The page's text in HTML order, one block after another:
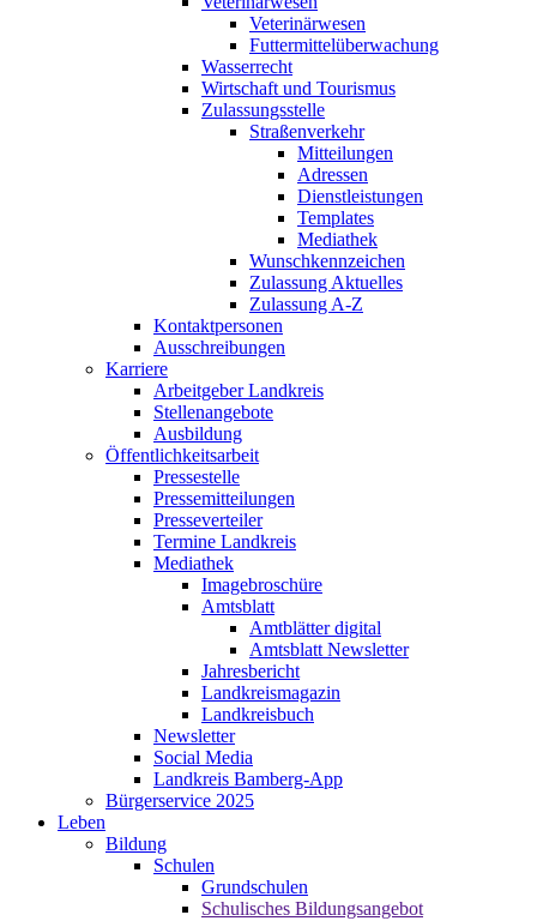
Veterinärwesen
Futtermittelüberwachung
Wasserrecht
Wirtschaft und Tourismus
Zulassungsstelle
Straßenverkehr
Mitteilungen
Adressen
Dienstleistungen
Templates
Mediathek
Wunschkennzeichen
Zulassung Aktuelles
Zulassung A-Z
Kontaktpersonen
Ausschreibungen
Karriere
Arbeitgeber Landkreis
Stellenangebote
Ausbildung
Öffentlichkeitsarbeit
Pressestelle
Pressemitteilungen
Presseverteiler
Termine Landkreis
Mediathek
Imagebroschüre
Amtsblatt
Amtblätter digital
Amtsblatt Newsletter
Jahresbericht
Landkreismagazin
Landkreisbuch
Newsletter
Social Media
Landkreis Bamberg-App
Bürgerservice 2025
Leben
Bildung
Schulen
Grundschulen
Schulisches Bildungsangebot